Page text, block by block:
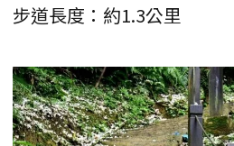
步道長度：約1.3公里